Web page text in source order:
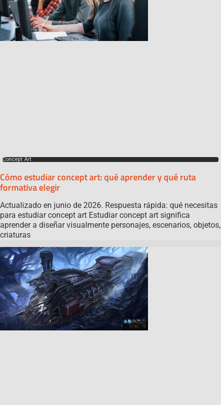
Concept Art
Cómo estudiar concept art: qué aprender y qué ruta
formativa elegir
Actualizado en junio de 2026. Respuesta rápida: qué necesitas
para estudiar concept art Estudiar concept art significa
aprender a diseñar visualmente personajes, escenarios, objetos,
criaturas